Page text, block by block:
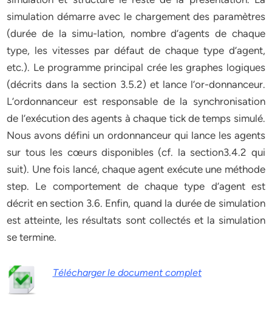
simulation démarre avec le chargement des paramètres
(durée de la simu-lation, nombre d’agents de chaque
type, les vitesses par défaut de chaque type d’agent,
etc.). Le programme principal crée les graphes logiques
(décrits dans la section 3.5.2) et lance l’or-donnanceur.
L’ordonnanceur est responsable de la synchronisation
de l’exécution des agents à chaque tick de temps simulé.
Nous avons défini un ordonnanceur qui lance les agents
sur tous les cœurs disponibles (cf. la section3.4.2 qui
suit). Une fois lancé, chaque agent exécute une méthode
step. Le comportement de chaque type d’agent est
décrit en section 3.6. Enfin, quand la durée de simulation
est atteinte, les résultats sont collectés et la simulation
se termine.
Télécharger le document complet